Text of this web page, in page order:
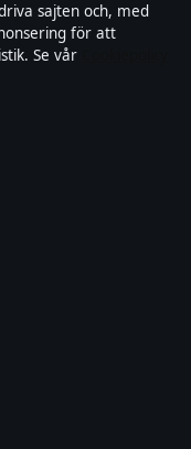
sajten och, med
för att
Se vår